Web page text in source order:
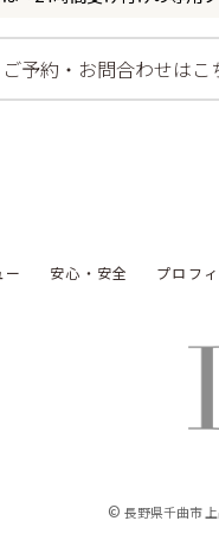
ご予約・お問合わせはこ
ー 安心・安全 プロフ
© 長野県千曲市